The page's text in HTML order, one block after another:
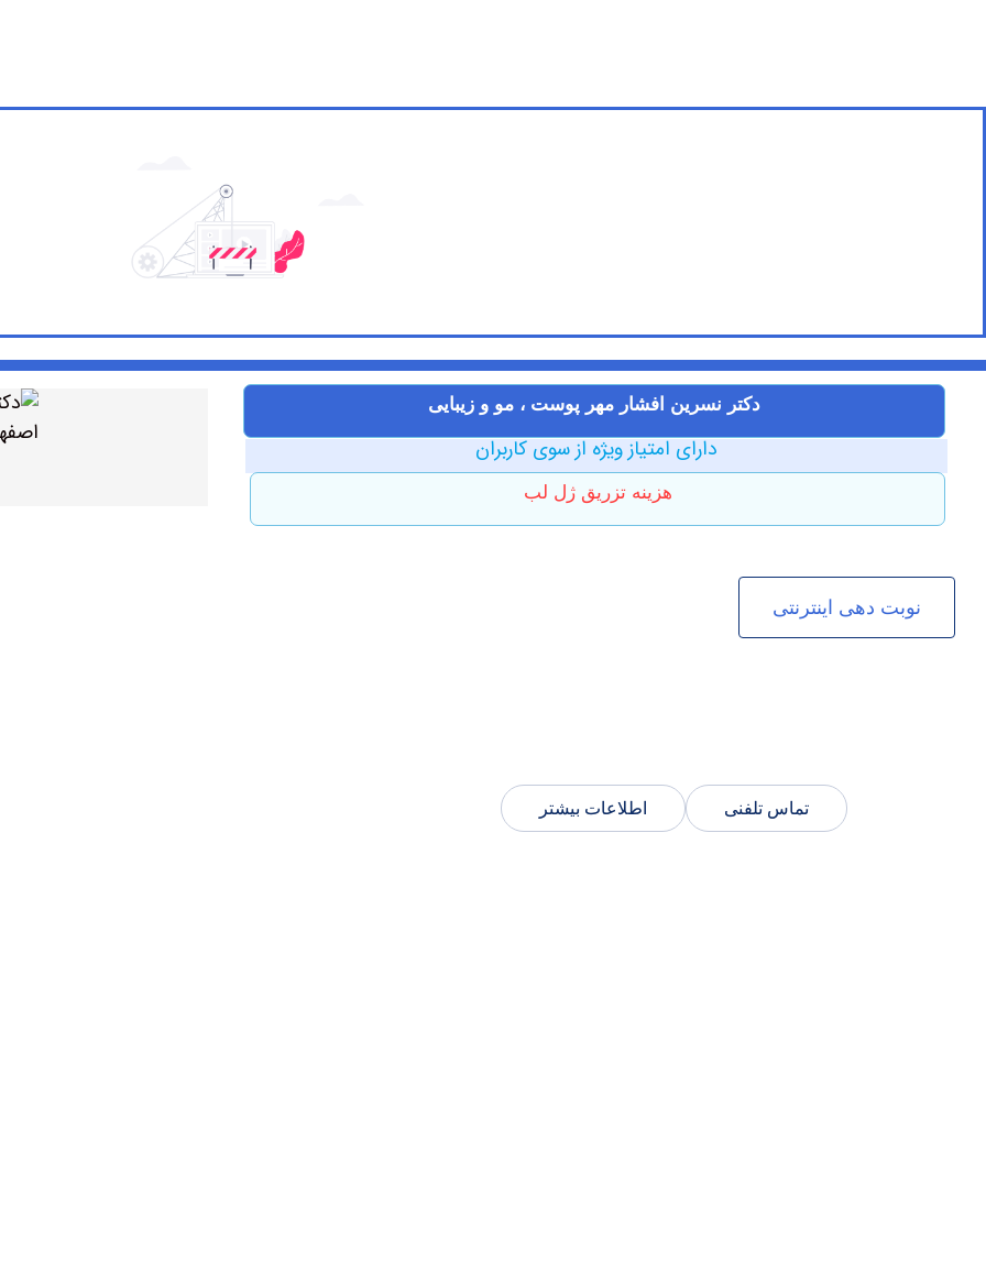
دکتر نسرین افشار مهر پوست ، مو و زیبایی
دارای امتیاز ویژه از سوی کاربران
هزینه تزریق ژل لب
نوبت دهی اینترنتی
تماس تلفنی اطلاعات بیشتر